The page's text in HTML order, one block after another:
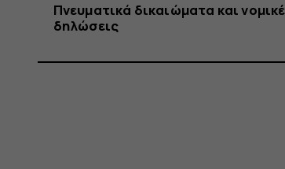
Πνευματικά δικαιώματα και
δηλώσεις